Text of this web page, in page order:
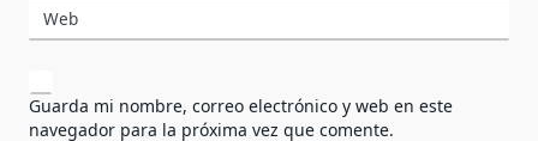
Web
Guarda mi nombre, correo electrónico y web en este
navegador para la próxima vez que comente.